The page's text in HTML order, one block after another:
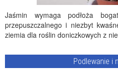
Jaśmin wymaga podłoża
przepuszczalnego i niezbyt
ziemia dla roślin doniczkowych z
Podlewanie i